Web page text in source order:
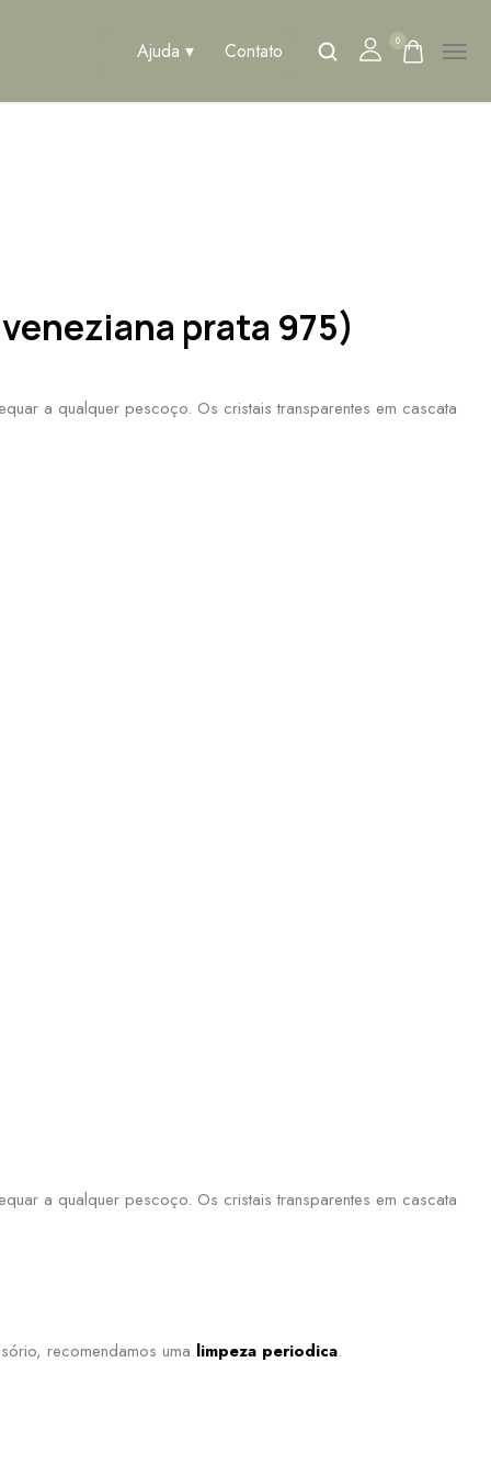
Ajuda Contato 0
prata 975)
a qualquer pescoço. Os cristais transparentes em cascata
a qualquer pescoço. Os cristais transparentes em cascata
recomendamos uma limpeza periodica.